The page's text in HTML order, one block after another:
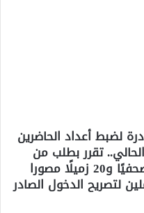
لضبط أعداد الحاضرين
تقرر بطلب من
الأمن إعداد كشوف بـ50 زميلًا صحفيًا و20 زميلًا مصورا
لتصريح الدخول الصادر